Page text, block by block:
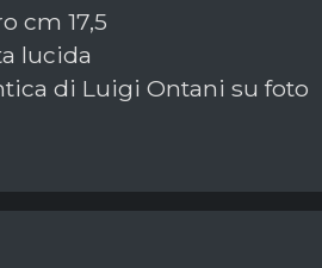
cm 17,5
lucida
di Luigi Ontani su foto